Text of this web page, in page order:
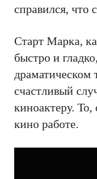
справился, что
Старт Марка,
быстро и
счастливый
киноактеру. То,
кино работе.